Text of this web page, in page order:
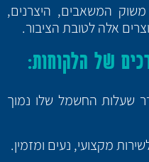
המשאבים, היצרנים,
אלה לטובת הציבור.
של הלקוחות:
שעלות החשמל שלו נמוך
מקצועי, נעים ומזמין.